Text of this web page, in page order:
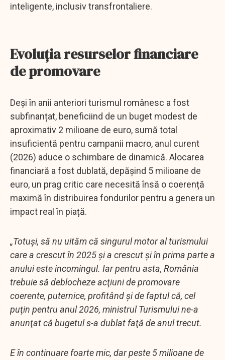
inteligente, inclusiv transfrontaliere.
Evoluția resurselor financiare
de promovare
Deși în anii anteriori turismul românesc a fost
subfinanțat, beneficiind de un buget modest de
aproximativ 2 milioane de euro, sumă total
insuficientă pentru campanii macro, anul curent
(2026) aduce o schimbare de dinamică. Alocarea
financiară a fost dublată, depășind 5 milioane de
euro, un prag critic care necesită însă o coerență
maximă în distribuirea fondurilor pentru a genera un
impact real în piață.
„Totuşi, să nu uităm că singurul motor al turismului
care a crescut în 2025 şi a crescut şi în prima parte a
anului este incomingul. Iar pentru asta, România
trebuie să deblocheze acţiuni de promovare
coerente, puternice, profitând şi de faptul că, cel
puţin pentru anul 2026, ministrul Turismului ne-a
anunţat că bugetul s-a dublat faţă de anul trecut.
E în continuare foarte mic, dar peste 5 milioane de